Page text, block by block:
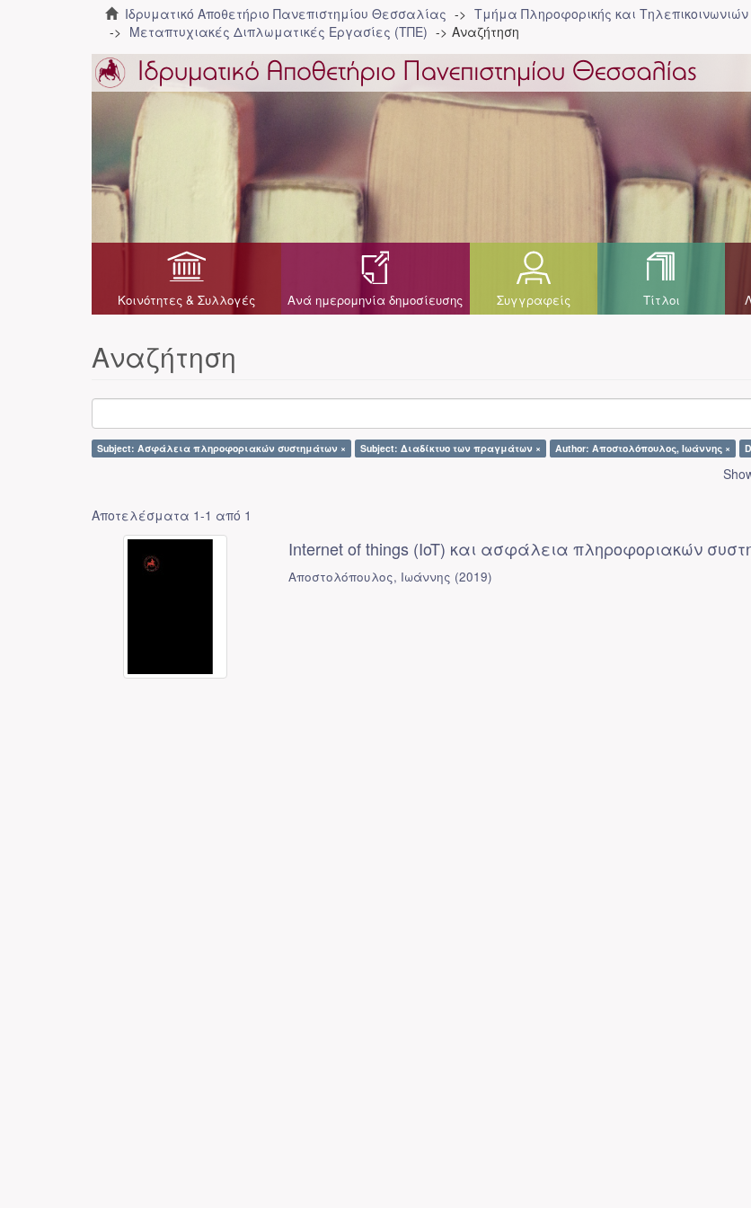
Ιδρυματικό Αποθετήριο Πανεπιστημίου Θεσσαλίας
Τμήμα Πληροφορικής και
Μεταπτυχιακές Διπλωματικές Εργασίες (ΤΠΕ)
Αναζήτηση
Κοινότητες & Συλλογές Ανά ημερομηνία δημοσίευσης Συγγραφείς Τίτλοι
Αναζήτηση
Subject: Ασφάλεια πληροφοριακών συστημάτων × Subject: Διαδίκτυο των πραγμάτων × Author: Αποστολόπουλος, Ιωάννης ×
Αποτελέσματα 1-1 από 1
Internet of things (IoT) και ασφάλεια πληροφοριακών
Αποστολόπουλος, Ιωάννης (2019)